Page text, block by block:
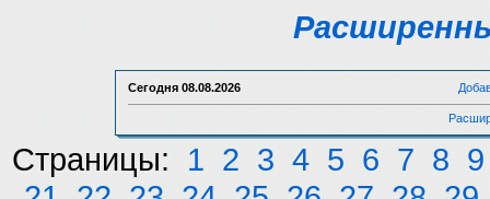
Сегодня 08.08.2026
Страницы: 1 2 3 4 5 6 7 8 9